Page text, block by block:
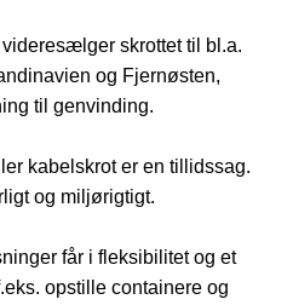
videresælger skrottet til bl.a.
og Fjernøsten,
til genvinding.
kabelskrot er en tillidssag.
og miljørigtigt.
får i fleksibilitet og et
opstille containere og